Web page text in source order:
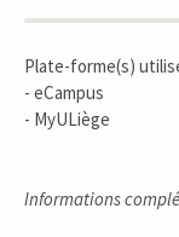
Plate-forme(s)
- eCampus
- MyULiège
Informations